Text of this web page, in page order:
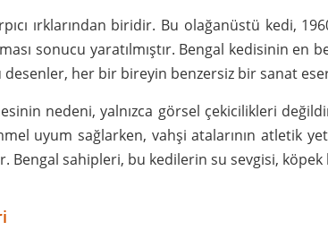
ırklarından biridir. Bu olağanüstü kedi,
sonucu yaratılmıştır. Bengal kedisinin en
her bir bireyin benzersiz bir sanat
nedeni, yalnızca görsel çekicilikleri
uyum sağlarken, vahşi atalarının atletik
Bengal sahipleri, bu kedilerin su sevgisi,